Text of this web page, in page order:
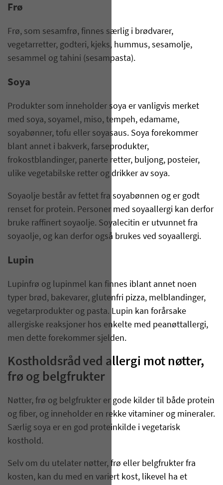
Frø
Frø, som sesamfrø, finnes særlig i brødvarer,
vegetarretter, godteri, kjeks, hummus, sesamolje,
sesammel og tahini (sesampasta).
Soya
Produkter som inneholder soya er vanligvis merket
med soya, soyamel, miso, tempeh, edamame,
soyabønner, tofu eller soyasaus. Soya forekommer
blant annet i bakverk, farseprodukter,
frokostblandinger, panerte retter, buljong, posteier,
ulike vegetabilske retter og drikker av soya.
Soyaolje består av fettet fra soyabønnen og er godt
renset for protein. Personer med soyaallergi kan derfor
bruke raffinert soyaolje. Soyalecitin er utvunnet fra
soyaolje, og kan derfor også brukes ved soyaallergi.
Lupin
Lupinfrø og lupinmel kan finnes iblant annet noen
typer brød, bakevarer, glutenfri pizza, melblandinger,
vegetarprodukter og pasta. Lupin kan forårsake
allergiske reaksjoner hos enkelte med peanøttallergi,
men dette forekommer sjelden.
Kostholdsråd ved allergi mot nøtter,
frø og belgfrukter
Nøtter, frø og belgfrukter er gode kilder til både protein
og fiber, og inneholder en rekke vitaminer og mineraler.
Særlig soya er en god proteinkilde i vegetarisk
kosthold.
Selv om du utelater nøtter, frø eller belgfrukter fra
kosten, kan du med en variert kost, likevel ha et